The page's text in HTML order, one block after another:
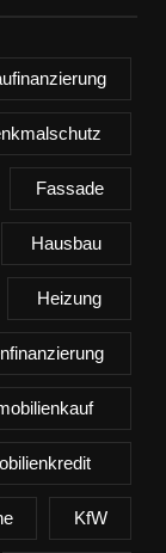
Fassade
Hausbau
Heizung
KfW